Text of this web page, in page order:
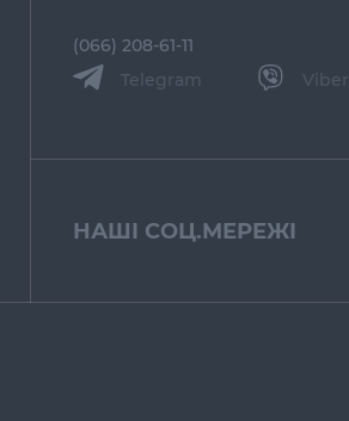
(066) 208-61-11
Telegram
Viber
НАШІ СОЦ.МЕРЕЖІ